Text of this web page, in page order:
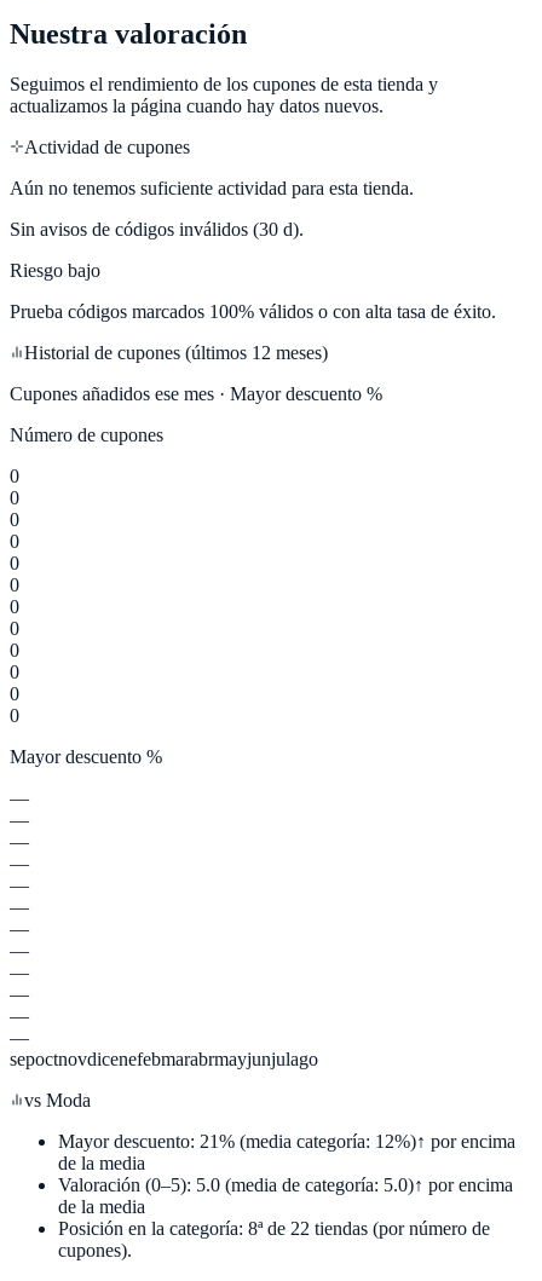
Nuestra valoración
Seguimos el rendimiento de los cupones de esta tienda y
actualizamos la página cuando hay datos nuevos.
Actividad de cupones
Aún no tenemos suficiente actividad para esta tienda.
Sin avisos de códigos inválidos (30 d).
Riesgo bajo
Prueba códigos marcados 100% válidos o con alta tasa de éxito.
Historial de cupones (últimos 12 meses)
Cupones añadidos ese mes · Mayor descuento %
Número de cupones
0
0
0
0
0
0
0
0
0
0
0
0
Mayor descuento %
—
—
—
—
—
—
—
—
—
—
—
—
sepoctnovdicenefebmarabrmayjunjulago
vs Moda
Mayor descuento: 21% (media categoría: 12%)↑ por encima
de la media
Valoración (0–5): 5.0 (media de categoría: 5.0)↑ por encima
de la media
Posición en la categoría: 8ª de 22 tiendas (por número de
cupones).